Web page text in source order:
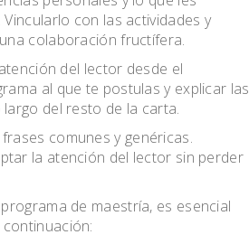
con las actividades y
colaboración fructífera.
del lector desde el
al que te postulas y explicar las
del resto de la carta.
comunes y genéricas.
la atención del lector sin perder
de maestría, es esencial